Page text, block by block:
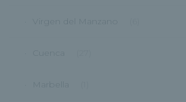
Virgen del Manzano
Marbella